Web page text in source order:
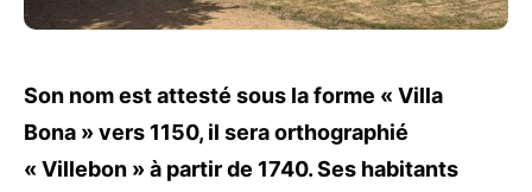
Son nom est attesté sous la forme « Villa
Bona » vers 1150, il sera orthographié
« Villebon » à partir de 1740. Ses habitants